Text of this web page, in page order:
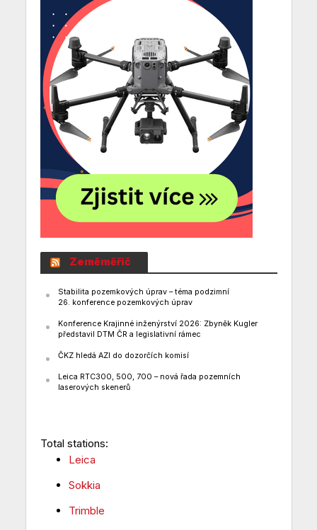
Zeměměřič
Stabilita pozemkových úprav – téma podzimní
26. konference pozemkových úprav
Konference Krajinné inženýrství 2026: Zbyněk Kugler
představil DTM ČR a legislativní rámec
ČKZ hledá AZI do dozorčích komisí
Leica RTC300, 500, 700 – nová řada pozemních
laserových skenerů
Total stations:
Leica
Sokkia
Trimble